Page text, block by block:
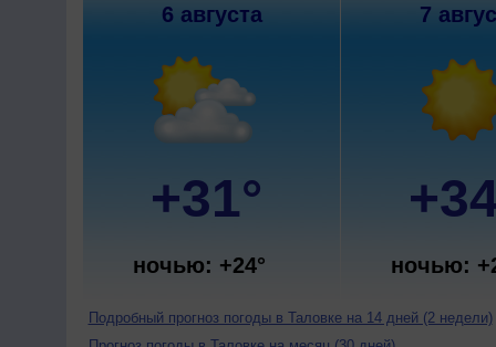
6 августа
+31°
ночью: +24°
7
ночью:
Подробный прогноз погоды в Таловке на 14 дней (2 недели)